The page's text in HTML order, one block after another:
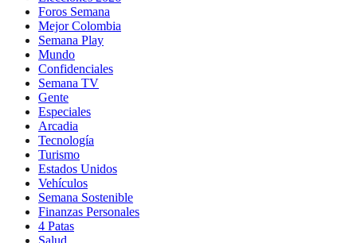
Foros Semana
Mejor Colombia
Semana Play
Mundo
Confidenciales
Semana TV
Gente
Especiales
Arcadia
Tecnología
Turismo
Estados Unidos
Vehículos
Semana Sostenible
Finanzas Personales
4 Patas
Salud